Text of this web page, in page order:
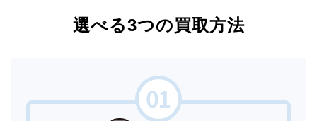
選べる3つの買取方法